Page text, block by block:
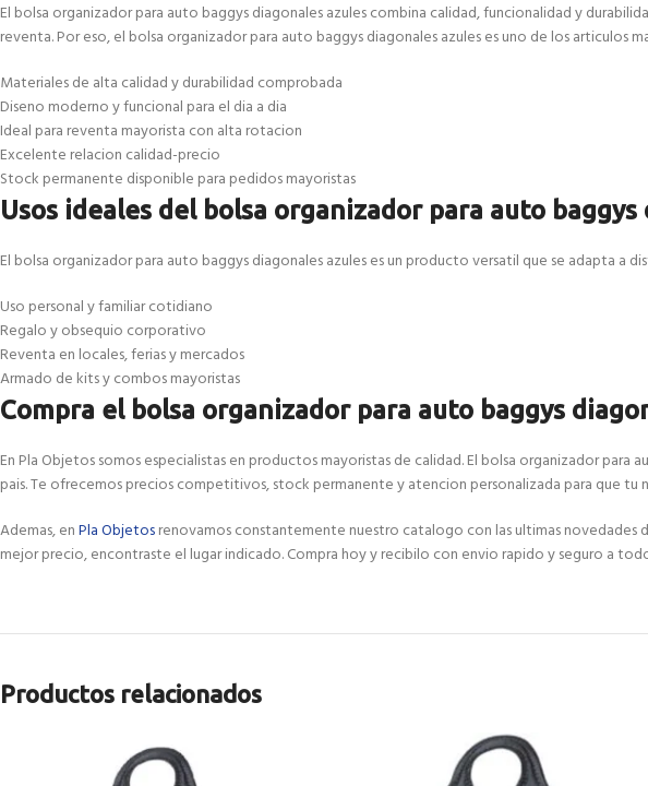
El bolsa organizador para auto baggys diagonales azules combina calidad, funcionalidad y
reventa. Por eso, el bolsa organizador para auto baggys diagonales azules es uno de los articulos
Materiales de alta calidad y durabilidad comprobada
Diseno moderno y funcional para el dia a dia
Ideal para reventa mayorista con alta rotacion
Excelente relacion calidad-precio
Stock permanente disponible para pedidos mayoristas
Usos ideales del bolsa organizador para auto baggys
El bolsa organizador para auto baggys diagonales azules es un producto versatil que se adapta a
Uso personal y familiar cotidiano
Regalo y obsequio corporativo
Reventa en locales, ferias y mercados
Armado de kits y combos mayoristas
Compra el bolsa organizador para auto baggys
En Pla Objetos somos especialistas en productos mayoristas de calidad. El bolsa organizador
pais. Te ofrecemos precios competitivos, stock permanente y atencion personalizada para que
Ademas, enPla Objetosrenovamos constantemente nuestro catalogo con las ultimas novedades
mejor precio, encontraste el lugar indicado. Compra hoy y recibilo con envio rapido y seguro a
Productos relacionados